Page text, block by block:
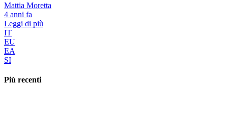
Mattia Moretta
4 anni fa
Leggi di più
IT
EU
EA
SI
Più recenti